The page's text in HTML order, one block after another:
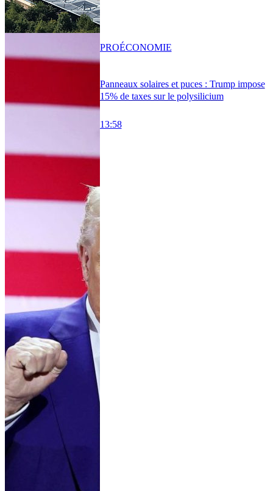
Panneaux solaires et puces : Trump impose
15% de taxes sur le polysilicium
13:58
PROÉCONOMIE